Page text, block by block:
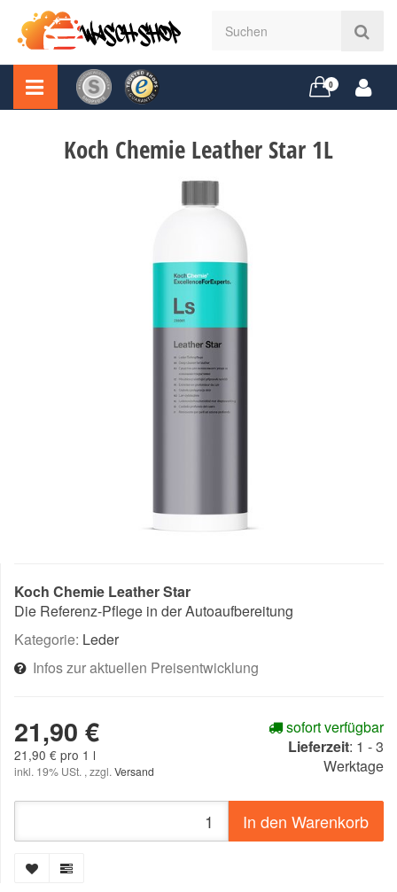
0
Koch Chemie Leather Star 1L
Koch Chemie Leather Star
Die Referenz-Pflege in der Autoaufbereitung
Kategorie: Leder
Infos zur aktuellen Preisentwicklung
21,90 €
21,90 € pro 1 l
inkl. 19% USt. , zzgl. Versand
sofort verfügbar
Lieferzeit: 1 - 3
Werktage
In den Warenkorb